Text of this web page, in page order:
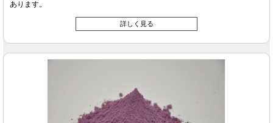
あります。
詳しく見る